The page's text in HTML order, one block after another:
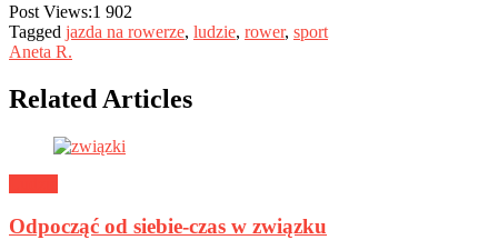
Post Views:1 902
Tagged jazda na rowerze, ludzie, rower, sport
Aneta R.
Related Articles
Odpocząć od siebie-czas w związku